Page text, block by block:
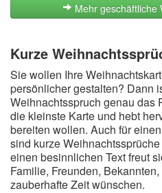
Mehr geschäftliche
Kurze
Sie wollen Ihre
persönlicher gestalten? Dann
Weihnachtsspruch genau das
die kleinste Karte und hebt
bereiten wollen. Auch für
sind kurze
einen besinnlichen Text freut
Familie, Freunden,
zauberhafte Zeit wünschen.